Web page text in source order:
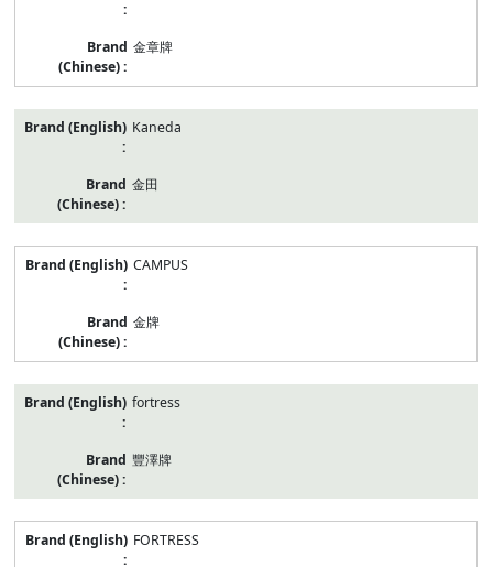
金章牌
Kaneda
金田
CAMPUS
金牌
fortress
豐澤牌
FORTRESS